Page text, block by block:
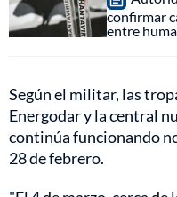
confirmar
entre
Según el militar, las
Energodar y la central
continúa funcionando
28 de febrero.